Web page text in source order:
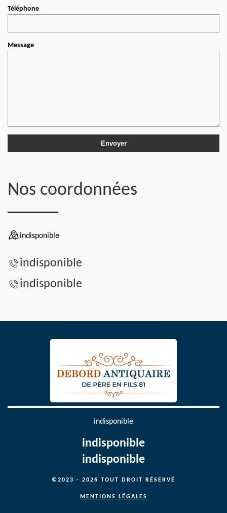
Téléphone
Message
Nos coordonnées
indisponible
indisponible
indisponible
indisponible
indisponible
indisponible
©2023 - 2026 TOUT DROIT RÉSERVÉ
MENTIONS LÉGALES